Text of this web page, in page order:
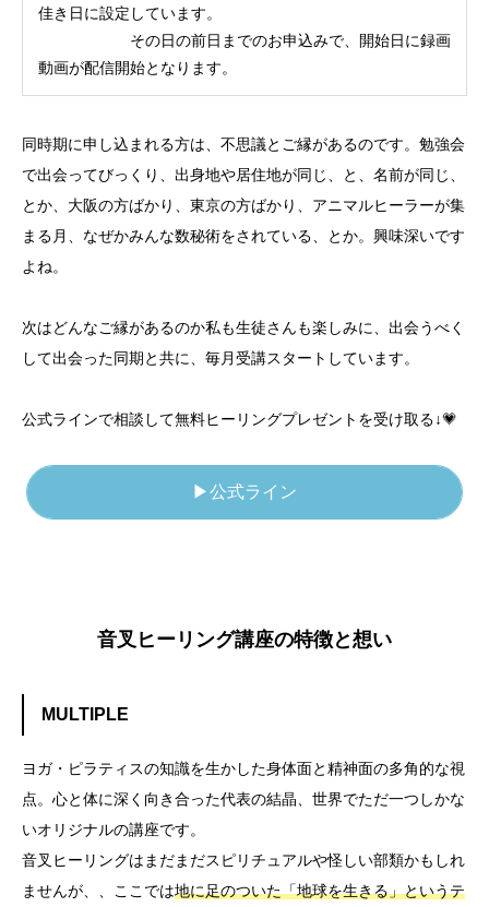
佳き日に設定しています。
その日の前日までのお申込みで、開始日に録画
動画が配信開始となります。
同時期に申し込まれる方は、不思議とご縁があるのです。勉強会
で出会ってびっくり、出身地や居住地が同じ、と、名前が同じ、
とか、大阪の方ばかり、東京の方ばかり、アニマルヒーラーが集
まる月、なぜかみんな数秘術をされている、とか。興味深いです
よね。
次はどんなご縁があるのか私も生徒さんも楽しみに、出会うべく
して出会った同期と共に、毎月受講スタートしています。
公式ラインで相談して無料ヒーリングプレゼントを受け取る↓💗
▶公式ライン
音叉ヒーリング講座の特徴と想い
MULTIPLE
ヨガ・ピラティスの知識を生かした身体面と精神面の多角的な視
点。心と体に深く向き合った代表の結晶、世界でただ一つしかな
いオリジナルの講座です。
音叉ヒーリングはまだまだスピリチュアルや怪しい部類かもしれ
ませんが、、ここでは地に足のついた「地球を生きる」というテ